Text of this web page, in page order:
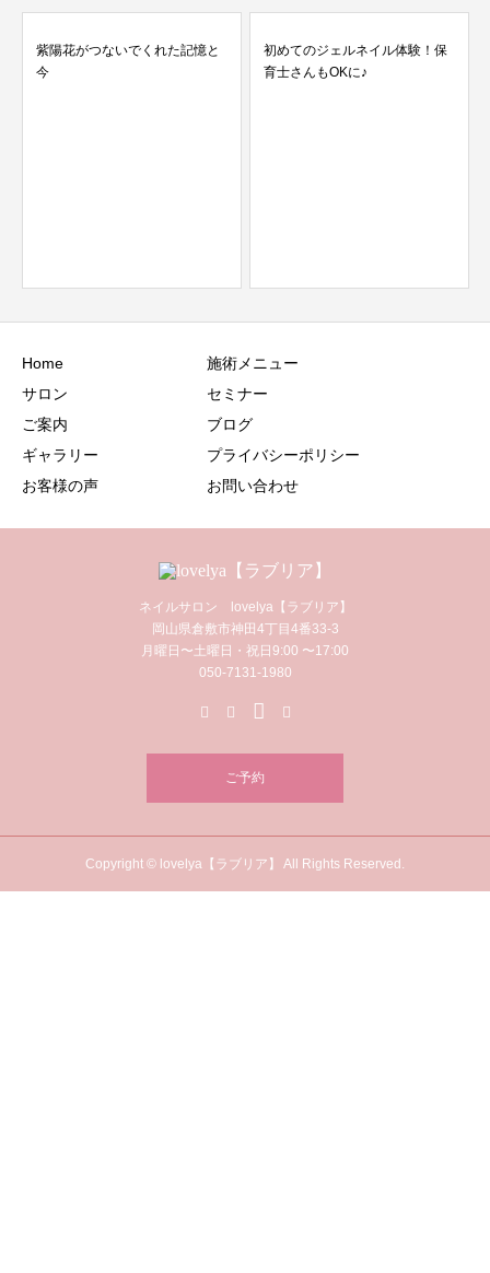
記憶と
初めてのジェルネイル体験！保
最近の一番人気ミラーフレ
♡
Home
サロン
ご案内
ギャラリー
お客様の声
施術メニュー
セミナー
ブログ
プライバシーポリシー
お問い合わせ
ネイルサロン lovelya【ラブリア】
岡山県倉敷市神田4丁目4番33-3
月曜日〜土曜日・祝日9:00 〜17:00
050-7131-1980
ご予約
Copyright © lovelya【ラブリア】 All Rights Reserved.